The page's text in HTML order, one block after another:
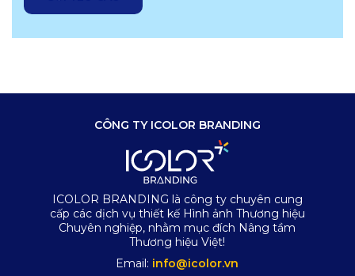
CÔNG TY ICOLOR BRANDING
ICOLOR BRANDING là công ty chuyên cung
cấp các dịch vụ thiết kế Hình ảnh Thương hiệu
Chuyên nghiệp, nhằm mục đích Nâng tầm
Thương hiệu Việt!
Email: info@icolor.vn